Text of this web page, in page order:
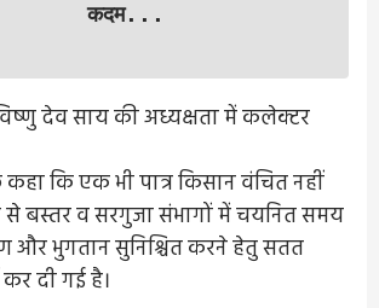
कदम...
कि एक भी पात्र किसान वंचित नहीं
से बस्तर व सरगुजा संभागों में चयनित समय
और भुगतान सुनिश्चित करने हेतु सतत
कर दी गई है।